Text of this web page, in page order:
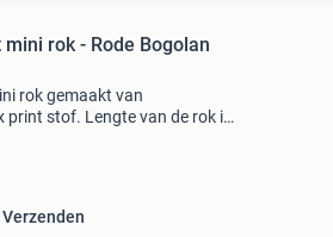
rok - Rode Bogolan
rok gemaakt van
print stof. Lengte van de rok is